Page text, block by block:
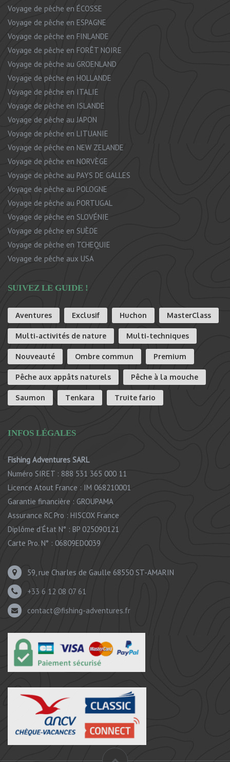
Voyage de pêche en ÉCOSSE
Voyage de pêche en ESPAGNE
Voyage de pêche en FINLANDE
Voyage de pêche en FORÊT NOIRE
Voyage de pêche au GROENLAND
Voyage de pêche en HOLLANDE
Voyage de pêche en ITALIE
Voyage de pêche en ISLANDE
Voyage de pêche au JAPON
Voyage de pêche en LITUANIE
Voyage de pêche en NEW ZELANDE
Voyage de pêche en NORVÈGE
Voyage de pêche au PAYS DE GALLES
Voyage de pêche au POLOGNE
Voyage de pêche au PORTUGAL
Voyage de pêche en SLOVÉNIE
Voyage de pêche en SUÈDE
Voyage de pêche en TCHEQUIE
Voyage de pêche aux USA
SUIVEZ LE GUIDE !
Aventures Exclusif Huchon MasterClass
Multi-activités de nature Multi-techniques
Nouveauté Ombre commun Premium
Pêche aux appâts naturels Pêche à la mouche
Saumon Tenkara Truite fario
INFOS LÉGALES
Fishing Adventures SARL
Numéro SIRET : 888 531 365 000 11
Licence Atout France : IM 068210001
Garantie financière : GROUPAMA
Assurance RC Pro : HISCOX France
Diplôme d’État N° : BP 025090121
Carte Pro. N° : 06809ED0039
59, rue Charles de Gaulle 68550 ST-AMARIN
+33 6 12 08 07 61
contact@fishing-adventures.fr